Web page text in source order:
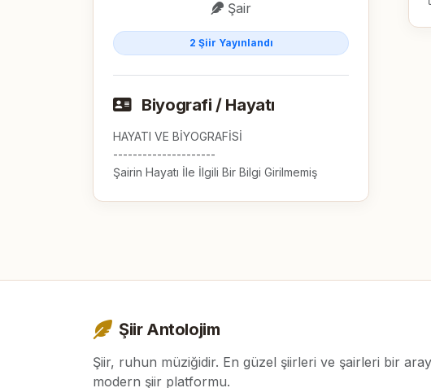
Şair
2 Şiir Yayınlandı
Biyografi / Hayatı
HAYATI VE BİYOGRAFİSİ
---------------------
Şairin Hayatı İle İlgili Bir Bilgi Girilmemiş
Şiir Antolojim
Şiir, ruhun müziğidir. En güzel şiirleri ve şairleri bir
modern şiir platformu.